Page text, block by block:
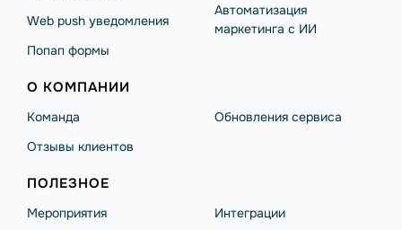
Web push уведомления
Попап формы
Автоматизация
маркетинга с ИИ
О КОМПАНИИ
Команда
Отзывы клиентов
Обновления сервиса
ПОЛЕЗНОЕ
Мероприятия
Интеграции